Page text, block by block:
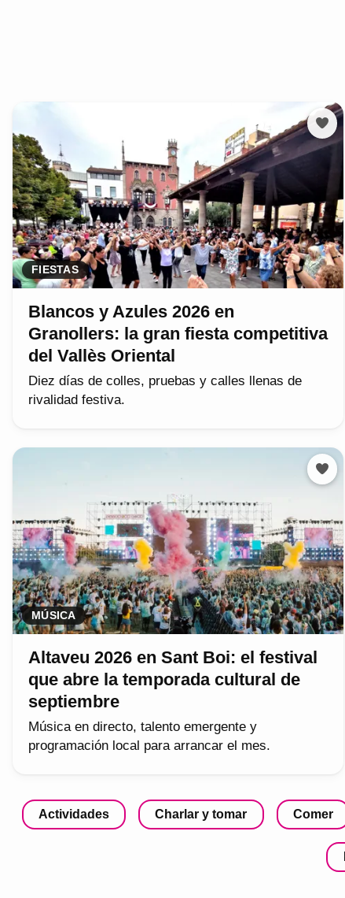
FIESTAS
Blancos y Azules 2026 en
Granollers: la gran fiesta competitiva
del Vallès Oriental
Diez días de colles, pruebas y calles llenas de
rivalidad festiva.
MÚSICA
Altaveu 2026 en Sant Boi: el festival
que abre la temporada cultural de
septiembre
Música en directo, talento emergente y
programación local para arrancar el mes.
Actividades Charlar y tomar Comer